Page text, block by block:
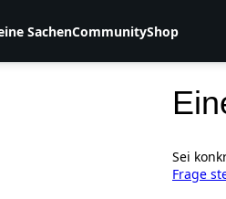
SachenCommunityShop
Sei
Frage